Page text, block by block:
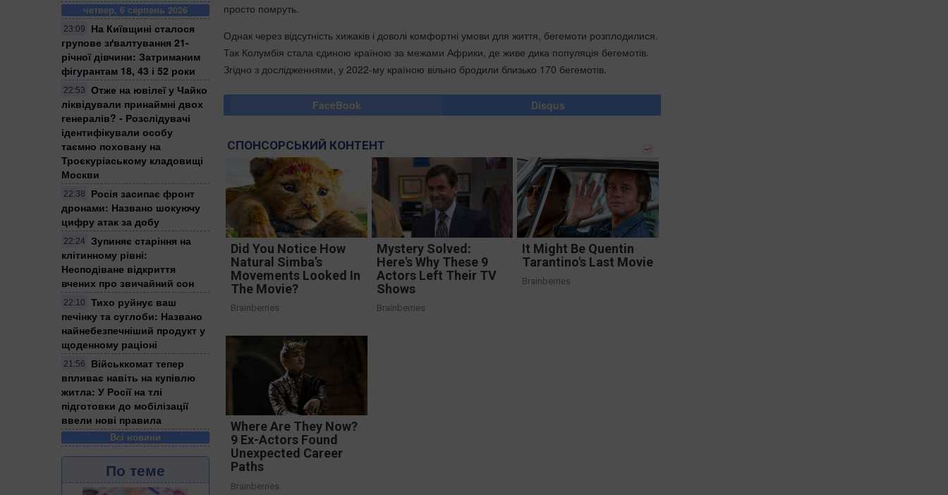
четвер, 6 серпень 2026
23:09
На Київщині сталося
групове зґвалтування 21-
річної дівчини: Затриманим
фігурантам 18, 43 і 52 роки
22:53
Отже на ювілеї у Чайко
ліквідували принаймні двох
генералів? - Розслідувачі
ідентифікували особу
таємно поховану на
Троєкуріаському кладовищі
Москви
22:38
Росія засипає фронт
дронами: Названо шокуючу
цифру атак за добу
22:24
Зупиняє старіння на
клітинному рівні:
Несподіване відкриття
вчених про звичайний сон
22:10
Тихо руйнує ваш
печінку та суглоби: Названо
найнебезпечніший продукт у
щоденному раціоні
21:56
Військкомат тепер
впливає навіть на купівлю
житла: У Росії на тлі
підготовки до мобілізації
ввели нові правила
Всі новини
По теме
просто помруть.
Однак через відсутність хижаків і доволі комфортні умови для життя, бегемоти розплодилися.
Так Колумбія стала єдиною країною за межами Африки, де живе дика популяція бегемотів.
Згідно з дослідженнями, у 2022-му країною вільно бродили близько 170 бегемотів.
FaceBook Disqus
СПОНСОРСЬКИЙ КОНТЕНТ
Did You Notice How
Natural Simba’s
Movements Looked In
The Movie?
Brainberries
Mystery Solved:
Here's Why These 9
Actors Left Their TV
Shows
Brainberries
It Might Be Quentin
Tarantino's Last Movie
Brainberries
Where Are They Now?
9 Ex-Actors Found
Unexpected Career
Paths
Brainberries